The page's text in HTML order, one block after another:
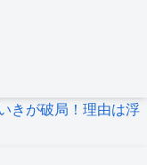
きが破局！理由は浮